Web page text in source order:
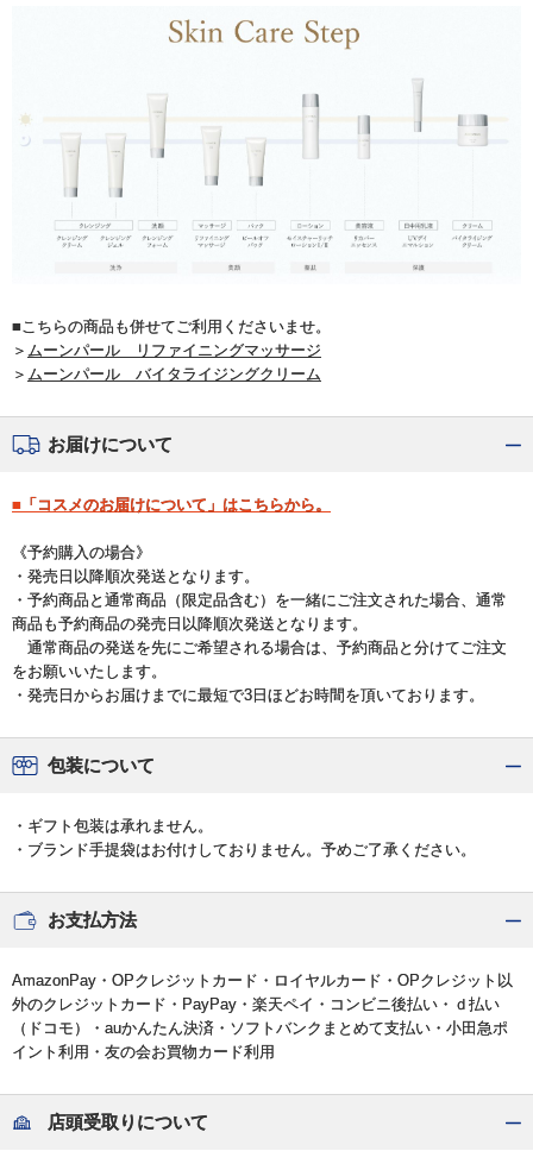
■こちらの商品も併せてご利用くださいませ。
＞ ムーンパール リファイニングマッサージ
＞ ムーンパール バイタライジングクリーム
お届けについて
■「コスメのお届けについて」はこちらから。
《予約購入の場合》
・発売日以降順次発送となります。
・予約商品と通常商品（限定品含む）を一緒にご注文された場合、通常
商品も予約商品の発売日以降順次発送となります。
通常商品の発送を先にご希望される場合は、予約商品と分けてご注文
をお願いいたします。
・発売日からお届けまでに最短で3日ほどお時間を頂いております。
包装について
・ギフト包装は承れません。
・ブランド手提袋はお付けしておりません。予めご了承ください。
お支払方法
AmazonPay・OPクレジットカード・ロイヤルカード・OPクレジット以
外のクレジットカード・PayPay・楽天ペイ・コンビニ後払い・ｄ払い
（ドコモ）・auかんたん決済・ソフトバンクまとめて支払い・小田急ポ
イント利用・友の会お買物カード利用
店頭受取りについて